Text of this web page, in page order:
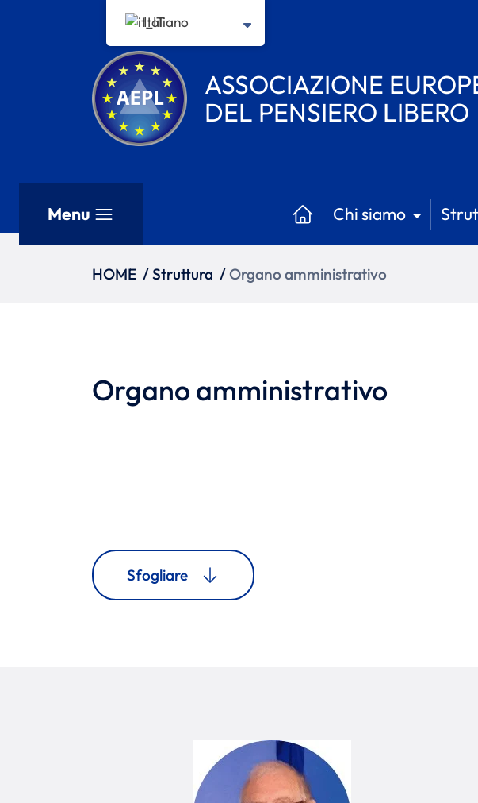
ASSOCIAZIONE
DEL PENSIERO LIBERO
Menu Chi siamo
HOME /Struttura /Organo amministrativo
Organo amministrativo
Sfogliare
Italiano